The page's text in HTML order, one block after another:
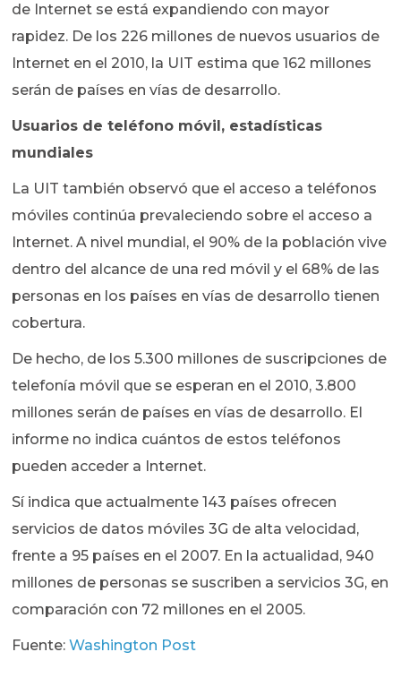
de Internet se está expandiendo con mayor
rapidez. De los 226 millones de nuevos usuarios de
Internet en el 2010, la UIT estima que 162 millones
serán de países en vías de desarrollo.
Usuarios de teléfono móvil, estadísticas
mundiales
La UIT también observó que el acceso a teléfonos
móviles continúa prevaleciendo sobre el acceso a
Internet. A nivel mundial, el 90% de la población vive
dentro del alcance de una red móvil y el 68% de las
personas en los países en vías de desarrollo tienen
cobertura.
De hecho, de los 5.300 millones de suscripciones de
telefonía móvil que se esperan en el 2010, 3.800
millones serán de países en vías de desarrollo. El
informe no indica cuántos de estos teléfonos
pueden acceder a Internet.
Sí indica que actualmente 143 países ofrecen
servicios de datos móviles 3G de alta velocidad,
frente a 95 países en el 2007. En la actualidad, 940
millones de personas se suscriben a servicios 3G, en
comparación con 72 millones en el 2005.
Fuente:Washington Post